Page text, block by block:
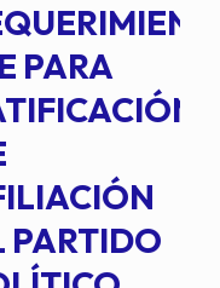
PARA
PARTIDO